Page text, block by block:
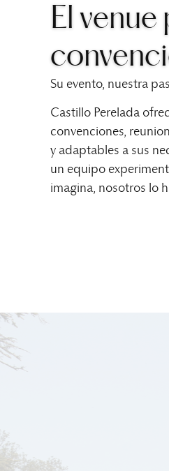
El
Su evento, nuestra
Castillo Perelada
convenciones,
y adaptables a sus
un equipo
imagina, nosotros lo